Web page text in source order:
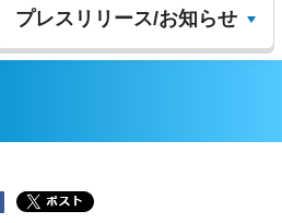
プレスリリース/お知らせ